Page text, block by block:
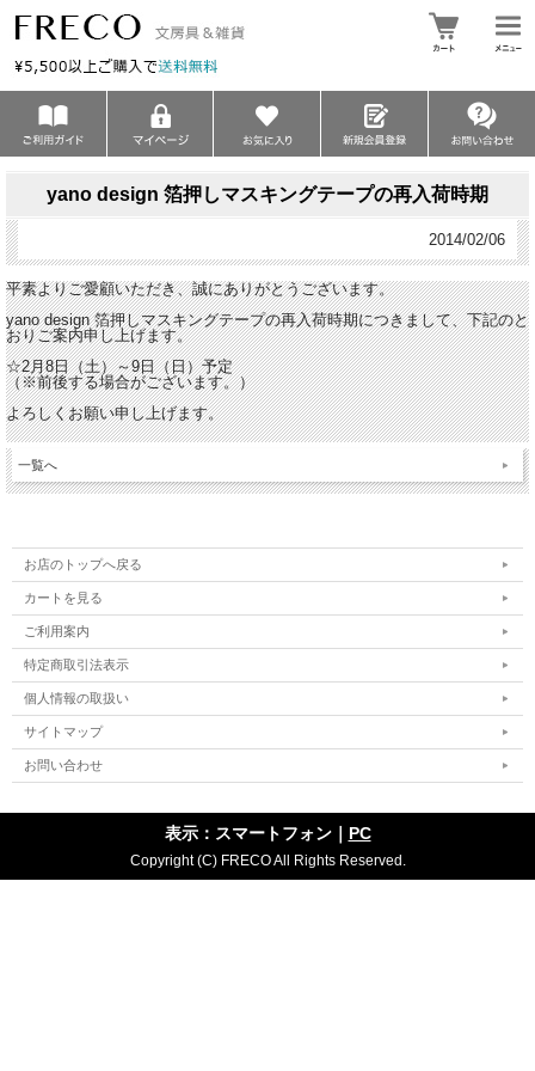
yano design 箔押しマスキングテープの再入荷時期
2014/02/06
平素よりご愛顧いただき、誠にありがとうございます。
yano design 箔押しマスキングテープの再入荷時期につきまして、下記のと
おりご案内申し上げます。
☆2月8日（土）～9日（日）予定
（※前後する場合がございます。）
よろしくお願い申し上げます。
一覧へ
お店のトップへ戻る
カートを見る
ご利用案内
特定商取引法表示
個人情報の取扱い
サイトマップ
お問い合わせ
表示：スマートフォン｜ PC
Copyright (C) FRECO All Rights Reserved.